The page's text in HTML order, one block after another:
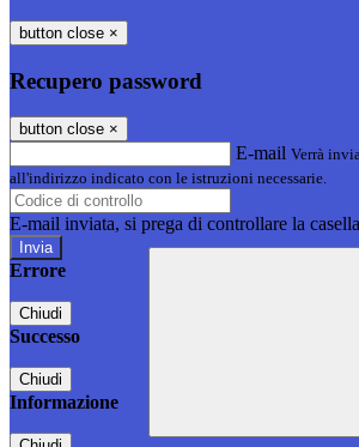
button close ×
Recupero password
button close ×
E-mail Verrà
all'indirizzo indicato con le istruzioni necessarie.
E-mail inviata, si prega di controllare la
Errore
Chiudi
Successo
Chiudi
Informazione